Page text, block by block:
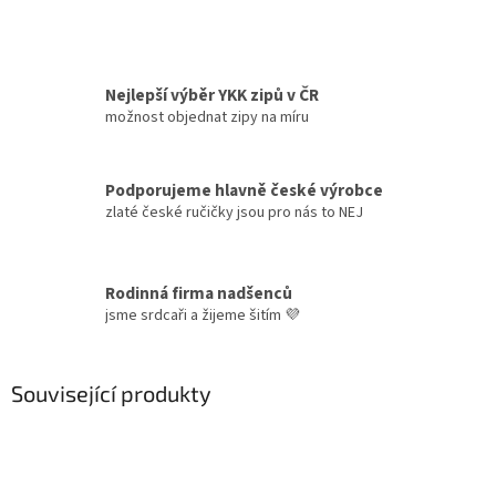
Nejlepší výběr YKK zipů v ČR
možnost objednat zipy na míru
Podporujeme hlavně české výrobce
zlaté české ručičky jsou pro nás to NEJ
Rodinná firma nadšenců
jsme srdcaři a žijeme šitím 💜
Související produkty